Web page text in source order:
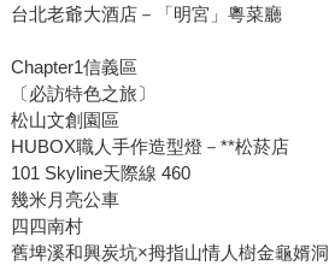
台北老爺大酒店－「明宮」粵菜廳
Chapter1信義區
〔必訪特色之旅〕
松山文創園區
HUBOX職人手作造型燈－**松菸店
101 Skyline天際線 460
幾米月亮公車
四四南村
舊埤溪和興炭坑×拇指山情人樹金龜婿洞